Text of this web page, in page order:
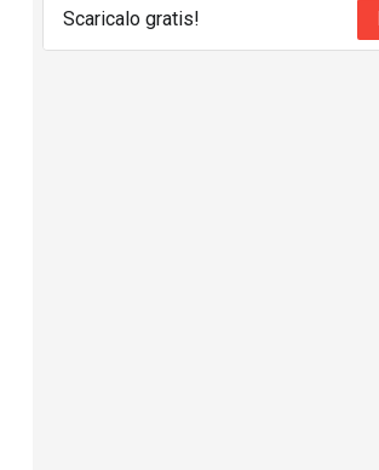
Scaricalo gratis!